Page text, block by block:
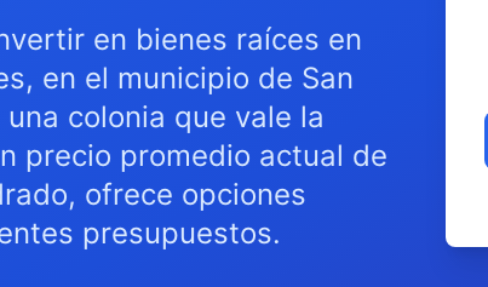
en bienes raíces en
en el municipio de San
colonia que vale la
precio promedio actual de
ofrece opciones
presupuestos.